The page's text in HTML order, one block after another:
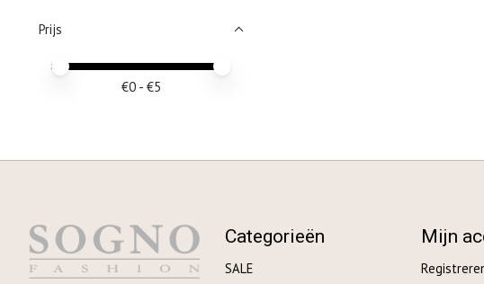
Prijs
Minimale prijswaarde
Price maximum value
€0 - €5
Categorieën
SALE
Mijn